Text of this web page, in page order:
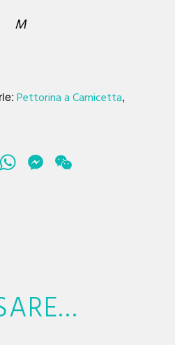
M
Pettorina a Camicetta,
Snapchat
WhatsApp
Messenger